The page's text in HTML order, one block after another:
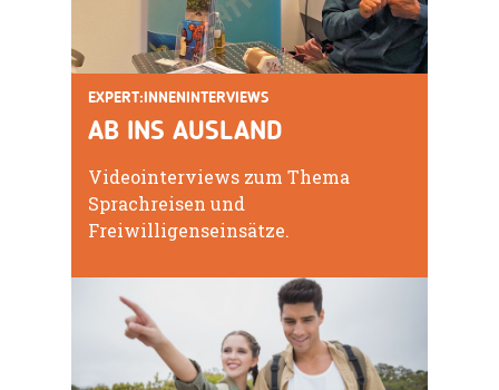
EXPERT:INNENINTERVIEWS
AB INS AUSLAND
Videointerviews zum Thema
Sprachreisen und
Freiwilligenseinsätze.